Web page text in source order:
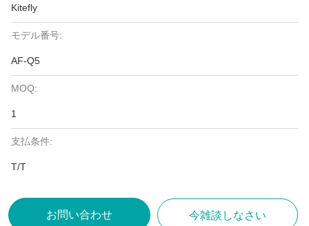
Kitefly
モデル番号:
AF-Q5
MOQ:
1
支払条件:
T/T
お問い合わせ 今雑談しなさい